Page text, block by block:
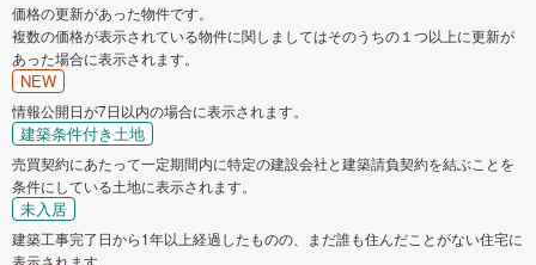
価格の更新があった物件です。
複数の価格が表示されている物件に関しましてはそのうちの１つ以上に更新が
あった場合に表示されます。
NEW
情報公開日が7日以内の場合に表示されます。
建築条件付き土地
売買契約にあたって一定期間内に特定の建設会社と建築請負契約を結ぶことを
条件にしている土地に表示されます。
未入居
建築工事完了日から1年以上経過したものの、まだ誰も住んだことがない住宅に
表示されます。